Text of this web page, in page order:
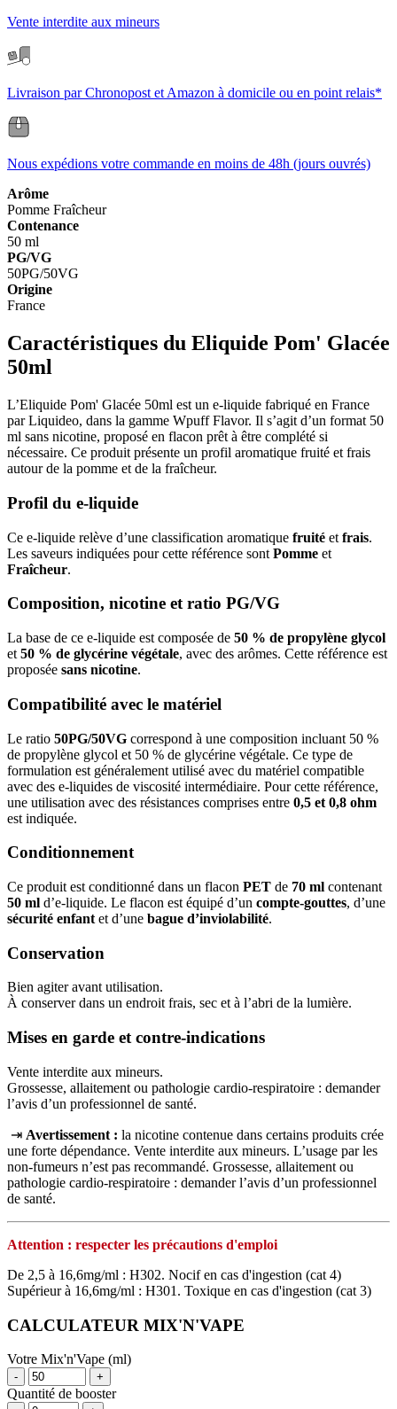
Vente interdite aux mineurs
Livraison par Chronopost et Amazon à domicile ou en point relais*
Nous expédions votre commande en moins de 48h (jours ouvrés)
Arôme
Pomme Fraîcheur
Contenance
50 ml
PG/VG
50PG/50VG
Origine
France
Caractéristiques du Eliquide Pom' Glacée
50ml
L’Eliquide Pom' Glacée 50ml est un e-liquide fabriqué en France
par Liquideo, dans la gamme Wpuff Flavor. Il s’agit d’un format 50
ml sans nicotine, proposé en flacon prêt à être complété si
nécessaire. Ce produit présente un profil aromatique fruité et frais
autour de la pomme et de la fraîcheur.
Profil du e-liquide
Ce e-liquide relève d’une classification aromatique fruité et frais.
Les saveurs indiquées pour cette référence sont Pomme et
Fraîcheur.
Composition, nicotine et ratio PG/VG
La base de ce e-liquide est composée de 50 % de propylène glycol
et 50 % de glycérine végétale, avec des arômes. Cette référence est
proposée sans nicotine.
Compatibilité avec le matériel
Le ratio 50PG/50VG correspond à une composition incluant 50 %
de propylène glycol et 50 % de glycérine végétale. Ce type de
formulation est généralement utilisé avec du matériel compatible
avec des e-liquides de viscosité intermédiaire. Pour cette référence,
une utilisation avec des résistances comprises entre 0,5 et 0,8 ohm
est indiquée.
Conditionnement
Ce produit est conditionné dans un flacon PET de 70 ml contenant
50 ml d’e-liquide. Le flacon est équipé d’un compte-gouttes, d’une
sécurité enfant et d’une bague d’inviolabilité.
Conservation
Bien agiter avant utilisation.
À conserver dans un endroit frais, sec et à l’abri de la lumière.
Mises en garde et contre-indications
Vente interdite aux mineurs.
Grossesse, allaitement ou pathologie cardio-respiratoire : demander
l’avis d’un professionnel de santé.
⇥ Avertissement : la nicotine contenue dans certains produits crée
une forte dépendance. Vente interdite aux mineurs. L’usage par les
non‑fumeurs n’est pas recommandé. Grossesse, allaitement ou
pathologie cardio‑respiratoire : demander l’avis d’un professionnel
de santé.
Attention : respecter les précautions d'emploi
De 2,5 à 16,6mg/ml : H302. Nocif en cas d'ingestion (cat 4)
Supérieur à 16,6mg/ml : H301. Toxique en cas d'ingestion (cat 3)
CALCULATEUR MIX'N'VAPE
Votre Mix'n'Vape (ml)
- +
Quantité de booster